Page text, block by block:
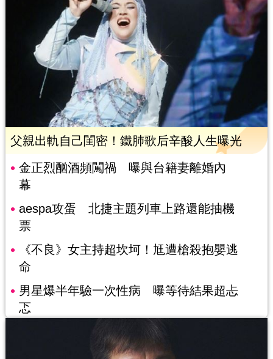
父親出軌自己閨密！鐵肺歌后辛酸人生曝光
金正烈酗酒頻闖禍 曝與台籍妻離婚內
幕
aespa攻蛋 北捷主題列車上路還能抽機
票
《不良》女主持超坎坷！尪遭槍殺抱嬰逃
命
男星爆半年驗一次性病 曝等待結果超忐
忑